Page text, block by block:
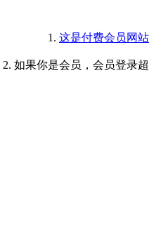
1. 这是付费会员网
2. 如果你是会员，会员登录